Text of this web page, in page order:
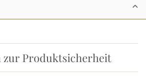
zur Produktsicherheit